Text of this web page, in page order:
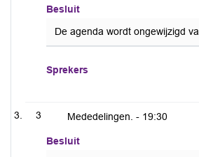
Besluit
De agenda wordt ongewijzigd
Sprekers
3 Mededelingen. - 19:30
Besluit